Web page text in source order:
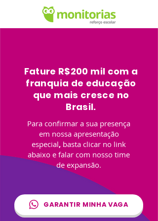
Fature R$200 mil com a
franquia de educação
que mais cresce no
Brasil.
Para confirmar a sua presença
em nossa apresentação
especial, basta clicar no link
abaixo e falar com nosso time
de expansão.
GARANTIR MINHA VAGA